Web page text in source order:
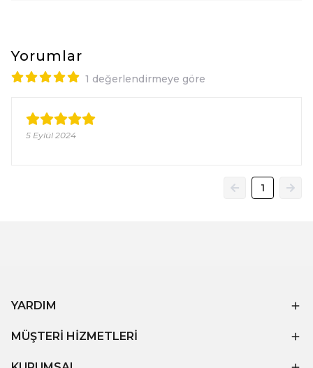
Yorumlar
1 değerlendirmeye göre
5 Eylül 2024
1
YARDIM
MÜŞTERİ HİZMETLERİ